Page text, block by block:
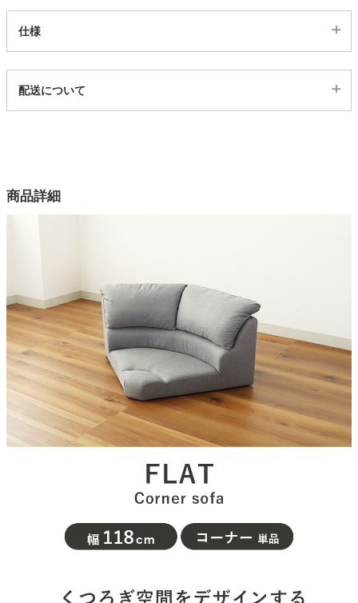
家電・照明器具
ガーデン
タワー
仕様
1300089
1色
ファブリック
組成
ポリエステル100％
クッション材
ウレタン、ウェービングベルト
耐荷重(目安)
最低幅約54cm
配送について
商品詳細